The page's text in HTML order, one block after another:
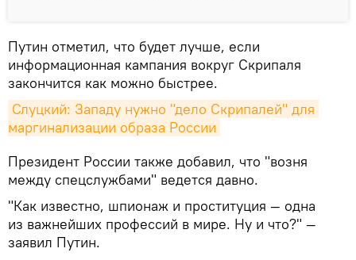
Путин отметил, что будет лучше, если
информационная кампания вокруг Скрипаля
закончится как можно быстрее.
Слуцкий: Западу нужно "дело Скрипалей" для
маргинализации образа России
Президент России также добавил, что "возня
между спецслужбами" ведется давно.
"Как известно, шпионаж и проституция — одна
из важнейших профессий в мире. Ну и что?" —
заявил Путин.